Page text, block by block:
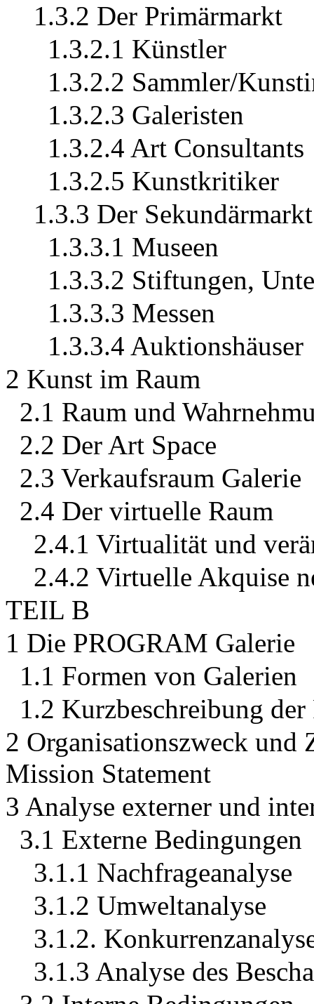
1.3.2 Der Primärmarkt
1.3.2.1 Künstler
1.3.2.2 Sammler/
1.3.2.3 Galeristen
1.3.2.4 Art Consultants
1.3.2.5 Kunstkritiker
1.3.3 Der Sekundärmarkt
1.3.3.1 Museen
1.3.3.2 Stiftungen,
1.3.3.3 Messen
1.3.3.4 Auktionshäuser
2 Kunst im Raum
2.1 Raum und
2.2 Der Art Space
2.3 Verkaufsraum Galerie
2.4 Der virtuelle Raum
2.4.1 Virtualität und
2.4.2 Virtuelle Akquise
TEIL B
1 Die PROGRAM Galerie
1.1 Formen von Galerien
1.2 Kurzbeschreibung
2 Organisationszweck und
Mission Statement
3 Analyse externer und
3.1 Externe Bedingungen
3.1.1 Nachfrageanalyse
3.1.2 Umweltanalyse
3.1.2.
3.1.3 Analyse des